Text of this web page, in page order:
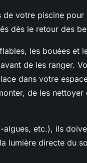
de votre piscine
dès le retour des
les bouées et
de les ranger.
dans votre
de les nettoyer
etc.), ils
lumière directe du